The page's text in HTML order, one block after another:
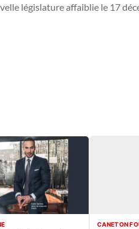
législature affaiblie le 17
CANETON